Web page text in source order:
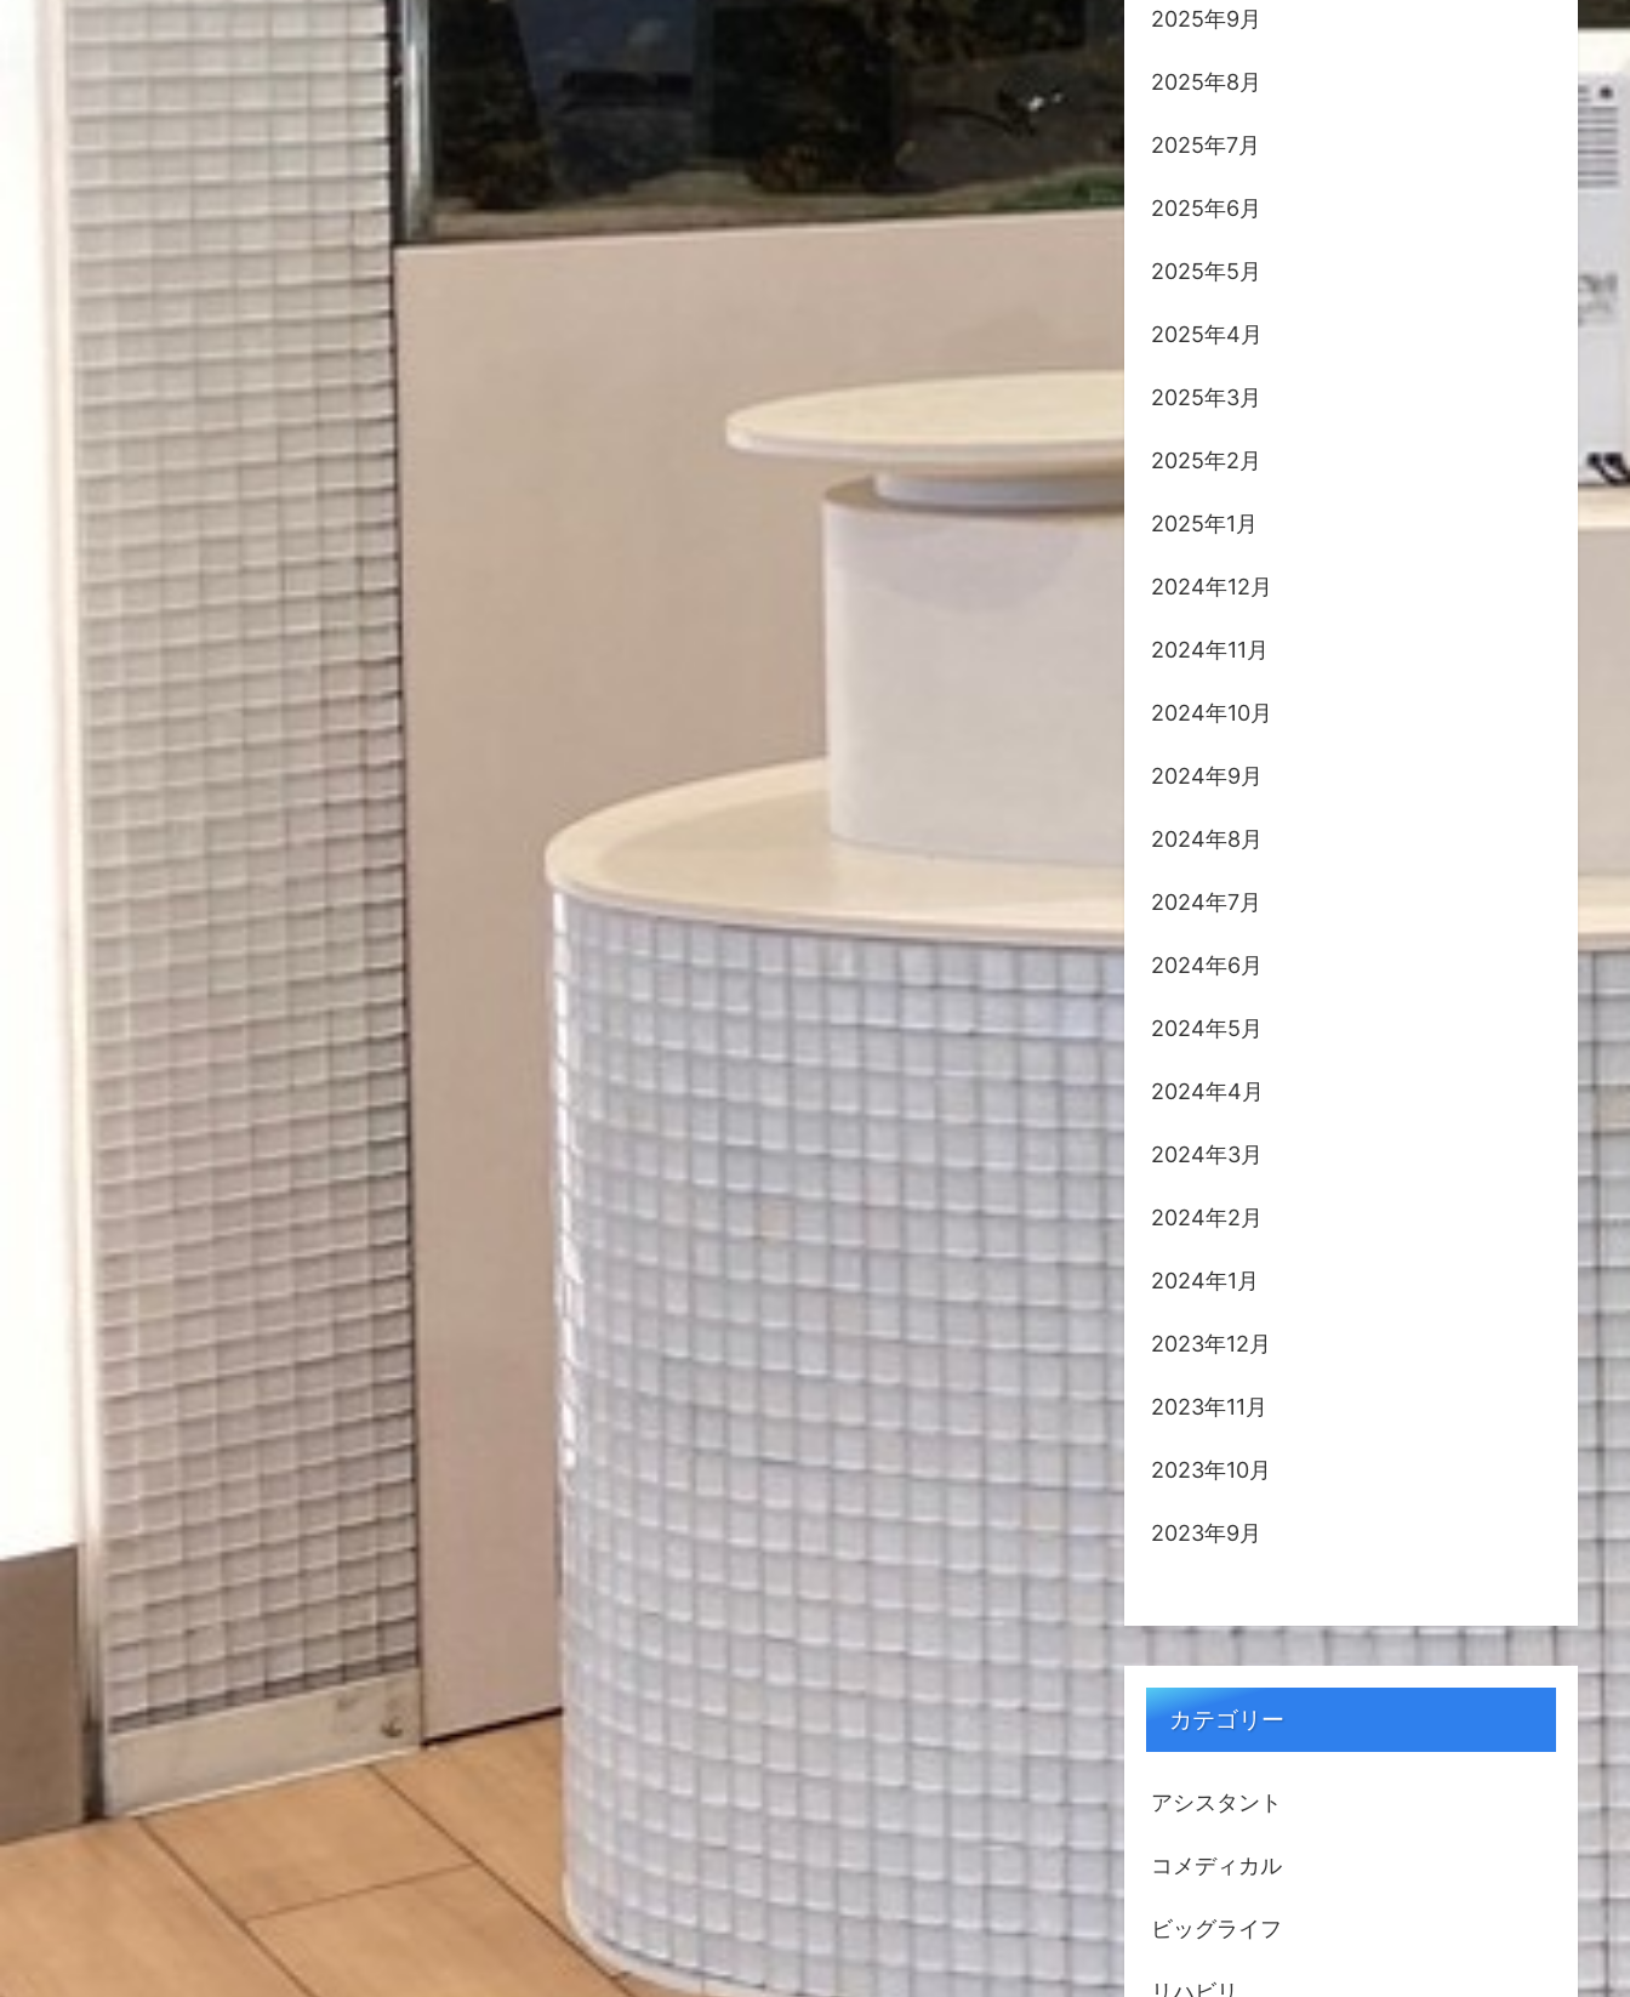
2025年9月
2025年8月
2025年7月
2025年6月
2025年5月
2025年4月
2025年3月
2025年2月
2025年1月
2024年12月
2024年11月
2024年10月
2024年9月
2024年8月
2024年7月
2024年6月
2024年5月
2024年4月
2024年3月
2024年2月
2024年1月
2023年12月
2023年11月
2023年10月
2023年9月
カテゴリー
アシスタント
コメディカル
ビッグライフ
リハビリ